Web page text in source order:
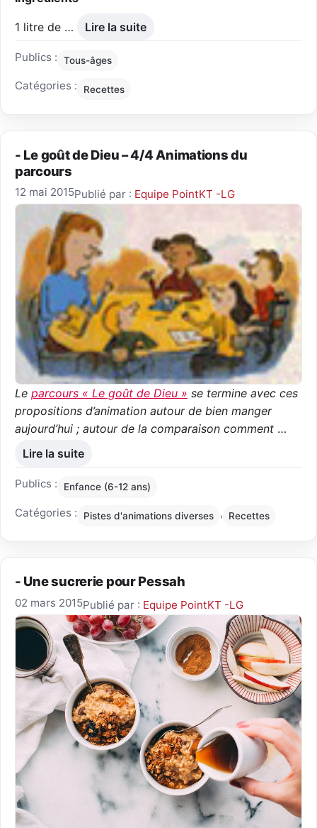
1 litre de … Lire la suite
Publics : Tous-âges
Catégories : Recettes
- Le goût de Dieu – 4/4 Animations du
parcours
12 mai 2015Publié par : Equipe PointKT -LG
Le parcours « Le goût de Dieu » se termine avec ces
propositions d’animation autour de bien manger
aujourd’hui ; autour de la comparaison comment …
Lire la suite
Publics : Enfance (6-12 ans)
Catégories : Pistes d'animations diverses , Recettes
- Une sucrerie pour Pessah
02 mars 2015Publié par : Equipe PointKT -LG